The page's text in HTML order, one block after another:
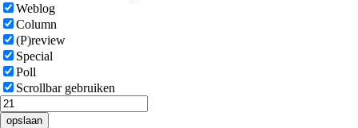
Weblog
Column
(P)review
Special
Poll
Scrollbar gebruiken
opslaan